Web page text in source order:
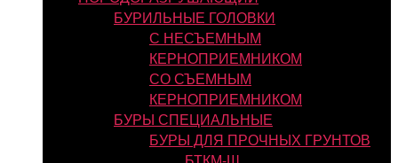
БУРИЛЬНЫЕ ГОЛОВКИ
С НЕСЪЕМНЫМ
КЕРНОПРИЕМНИКОМ
СО СЪЕМНЫМ
КЕРНОПРИЕМНИКОМ
БУРЫ СПЕЦИАЛЬНЫЕ
БУРЫ ДЛЯ ПРОЧНЫХ ГРУНТОВ